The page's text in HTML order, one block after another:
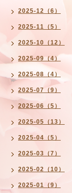
2025-12（6）
2025-11（5）
2025-10（12）
2025-09（4）
2025-08（4）
2025-07（9）
2025-06（5）
2025-05（13）
2025-04（5）
2025-03（7）
2025-02（10）
2025-01（9）